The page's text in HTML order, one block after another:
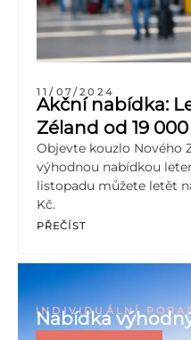
11/07/2024
Akční nabídka:
Zéland od 19
Objevte kouzlo Nového
výhodnou nabídkou
listopadu můžete letět
Kč.
PŘEČÍST
INDIVIDUÁLNÍ
Nabídka